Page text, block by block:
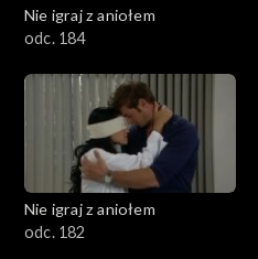
Nie igraj z aniołem
odc. 184
Nie igraj z aniołem
odc. 182